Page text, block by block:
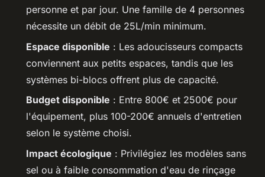
personne et par jour. Une famille de 4 personnes
nécessite un débit de 25L/min minimum.
Espace disponible : Les adoucisseurs compacts
conviennent aux petits espaces, tandis que les
systèmes bi-blocs offrent plus de capacité.
Budget disponible : Entre 800€ et 2500€ pour
l'équipement, plus 100-200€ annuels d'entretien
selon le système choisi.
Impact écologique : Privilégiez les modèles sans
sel ou à faible consommation d'eau de rinçage